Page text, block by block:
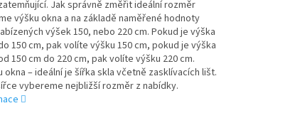
Jak správně změřit ideální rozměr
výšku okna a na základě naměřené hodnoty
výšek 150, nebo 220 cm. Pokud je výška
150 cm, pak volíte výšku 150 cm, pokud je výška
150 cm do 220 cm, pak volíte výšku 220 cm.
okna – ideální je šířka skla včetně zasklívacích lišt.
vybereme nejbližší rozměr z nabídky.